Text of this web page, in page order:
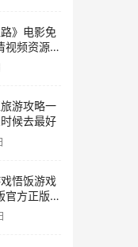
》电影免
视频资源在
视
游攻略一
候去最好
悟饭游戏
官方正版下
网